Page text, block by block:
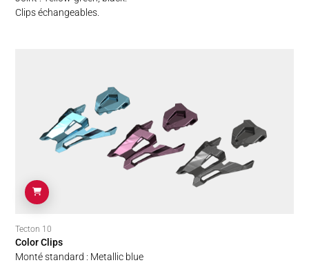
Clips échangeables.
Tecton 10
Color Clips
Monté standard : Metallic blue